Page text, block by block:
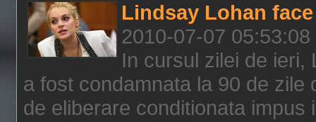
Lindsay Lohan
2010-07-07 05:53:08
In cursul zilei de ieri,
a fost condamnata la 90 de
de eliberare conditionata